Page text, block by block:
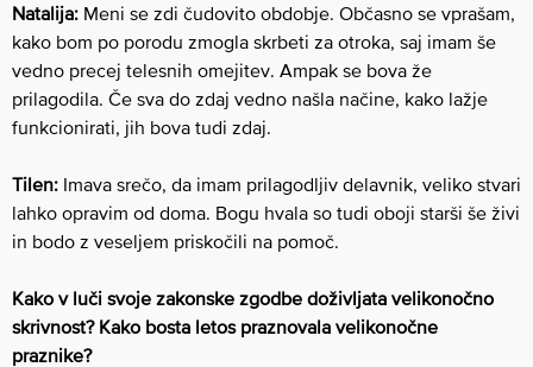
Natalija: Meni se zdi čudovito obdobje. Občasno se vprašam,
kako bom po porodu zmogla skrbeti za otroka, saj imam še
vedno precej telesnih omejitev. Ampak se bova že
prilagodila. Če sva do zdaj vedno našla načine, kako lažje
funkcionirati, jih bova tudi zdaj.
Tilen: Imava srečo, da imam prilagodljiv delavnik, veliko stvari
lahko opravim od doma. Bogu hvala so tudi oboji starši še živi
in bodo z veseljem priskočili na pomoč.
Kako v luči svoje zakonske zgodbe doživljata velikonočno
skrivnost? Kako bosta letos praznovala velikonočne
praznike?